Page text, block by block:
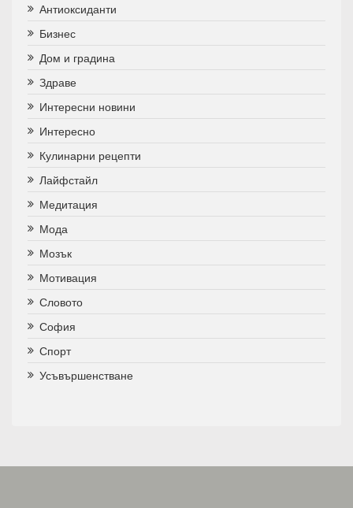
Антиоксиданти
Бизнес
Дом и градина
Здраве
Интересни новини
Интересно
Кулинарни рецепти
Лайфстайл
Медитация
Мода
Мозък
Мотивация
Словото
София
Спорт
Усъвършенстване